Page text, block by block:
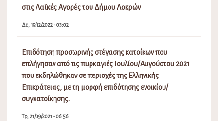
στις Λαϊκές Αγορές του Δήμου Λοκρών
Δε, 19/12/2022 - 03:02
Επιδότηση προσωρινής στέγασης κατοίκων που
επλήγησαν από τις πυρκαγιές Ιουλίου/Αυγούστου 2021
που εκδηλώθηκαν σε περιοχές της Ελληνικής
Επικράτειας, με τη μορφή επιδότησης ενοικίου/
συγκατοίκησης.
Τρ, 21/09/2021 - 06:56